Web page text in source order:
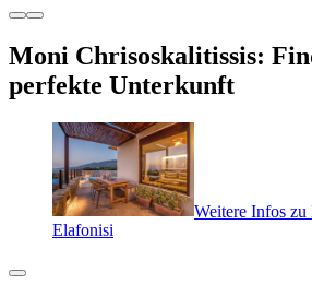
Moni Chrisoskalitissis:
perfekte Unterkunft
Weitere Infos
Elafonisi